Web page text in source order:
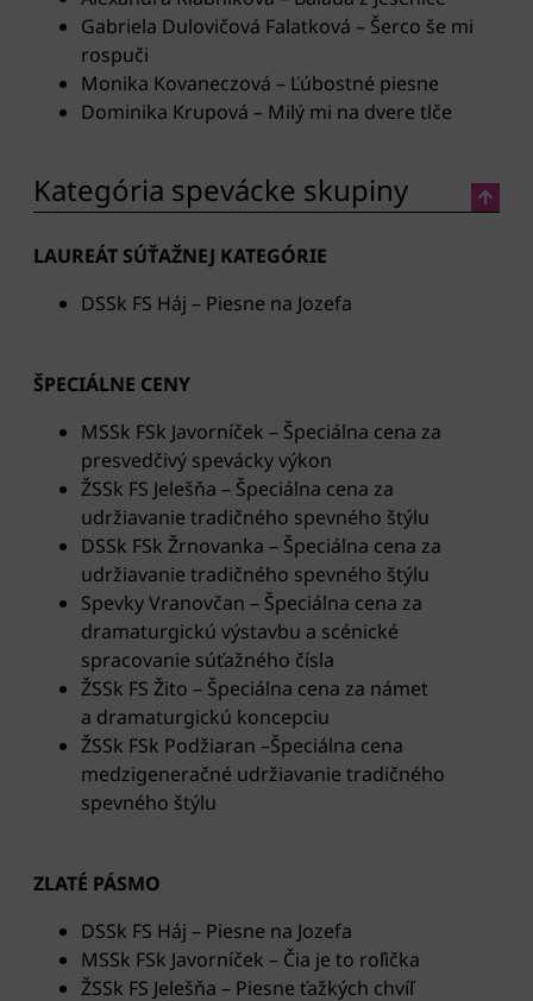
Gabriela Dulovičová Falatková – Šerco še mi
rospuči
Monika Kovaneczová – Ľúbostné piesne
Dominika Krupová – Milý mi na dvere tlče
Kategória spevácke skupiny
LAUREÁT SÚŤAŽNEJ KATEGÓRIE
DSSk FS Háj – Piesne na Jozefa
ŠPECIÁLNE CENY
MSSk FSk Javorníček – Špeciálna cena za
presvedčivý spevácky výkon
ŽSSk FS Jelešňa – Špeciálna cena za
udržiavanie tradičného spevného štýlu
DSSk FSk Žrnovanka – Špeciálna cena za
udržiavanie tradičného spevného štýlu
Spevky Vranovčan – Špeciálna cena za
dramaturgickú výstavbu a scénické
spracovanie súťažného čísla
ŽSSk FS Žito – Špeciálna cena za námet
a dramaturgickú koncepciu
ŽSSk FSk Podžiaran –Špeciálna cena
medzigeneračné udržiavanie tradičného
spevného štýlu
ZLATÉ PÁSMO
DSSk FS Háj – Piesne na Jozefa
MSSk FSk Javorníček – Čia je to roľička
ŽSSk FS Jelešňa – Piesne ťažkých chvíľ